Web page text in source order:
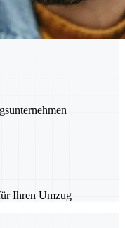
Ihren Umzug